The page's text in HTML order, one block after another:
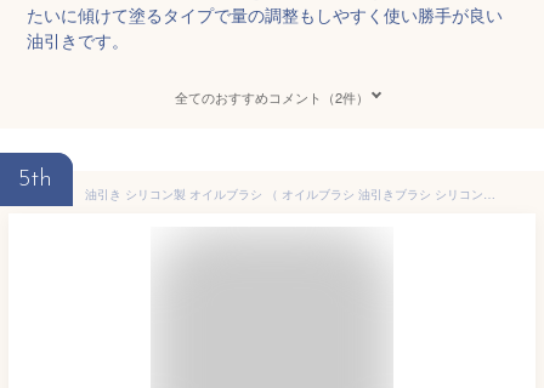
たいに傾けて塗るタイプで量の調整もしやすく使い勝手が良い
油引きです。
全てのおすすめコメント（2件）
5th
油引き シリコン製 オイルブラシ （ オイルブラシ 油引きブラシ シリコン油引き 食洗機対応 油引き用ブラシ 油ひき 刷毛 はけ ハケ 料理ハケ 油塗り ） 【3980円以上送料無料】